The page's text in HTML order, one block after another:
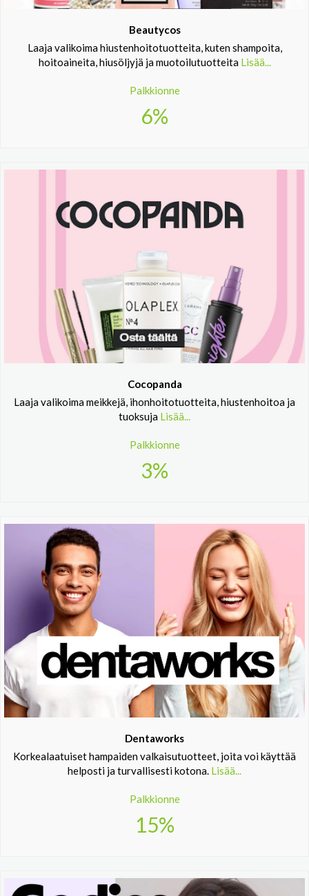
Beautycos
Laaja valikoima hiustenhoitotuotteita, kuten shampoita,
hoitoaineita, hiusöljyjä ja muotoilutuotteita Lisää...
Palkkionne
6%
Cocopanda
Laaja valikoima meikkejä, ihonhoitotuotteita, hiustenhoitoa ja
tuoksuja Lisää...
Palkkionne
3%
Dentaworks
Korkealaatuiset hampaiden valkaisutuotteet, joita voi käyttää
helposti ja turvallisesti kotona. Lisää...
Palkkionne
15%